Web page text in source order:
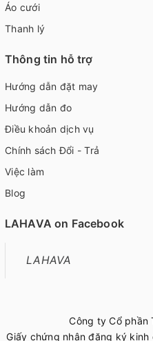
Áo cưới
Thanh lý
Thông tin hỗ trợ
Hướng dẫn đặt may
Hướng dẫn đo
Điều khoản dịch vụ
Chính sách Đổi - Trả
Việc làm
Blog
Công ty Cổ phần
Giấy chứng nhận đăng ký
LAHAVA on Facebook
LAHAVA